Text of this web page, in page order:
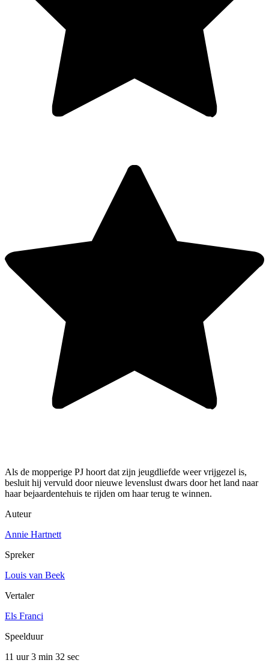
Als de mopperige PJ hoort dat zijn jeugdliefde weer vrijgezel is,
besluit hij vervuld door nieuwe levenslust dwars door het land naar
haar bejaardentehuis te rijden om haar terug te winnen.
Auteur
Annie Hartnett
Spreker
Louis van Beek
Vertaler
Els Franci
Speelduur
11 uur 3 min 32 sec